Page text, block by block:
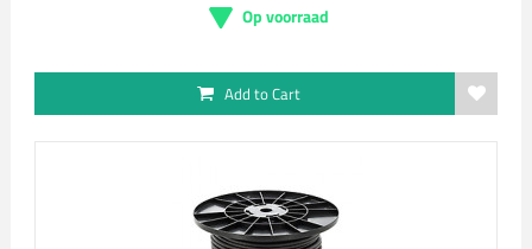
Op voorraad
Add to Cart